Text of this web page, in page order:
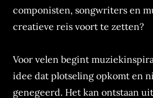
componisten, songwriters en
creatieve reis voort te zetten?
Voor velen begint
idee dat plotseling opkomt en
genegeerd. Het kan ontstaan